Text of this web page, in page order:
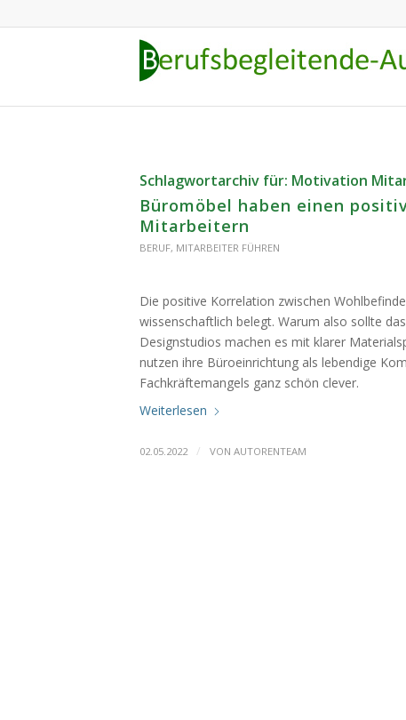
Schlagwortarchiv für: Motivation
Büromöbel haben einen
Mitarbeitern
BERUF, MITARBEITER FÜHREN
Die positive Korrelation zwischen
wissenschaftlich belegt. Warum also sollte
Designstudios machen es mit klarer
nutzen ihre Büroeinrichtung als lebendige
Fachkräftemangels ganz schön clever.
Weiterlesen
02.05.2022 / VON AUTORENTEAM